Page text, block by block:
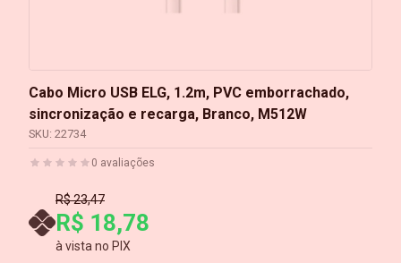
Cabo Micro USB ELG, 1.2m, PVC emborrachado,
sincronização e recarga, Branco, M512W
SKU: 22734
0 avaliações
R$ 23,47
R$ 18,78
à vista no PIX